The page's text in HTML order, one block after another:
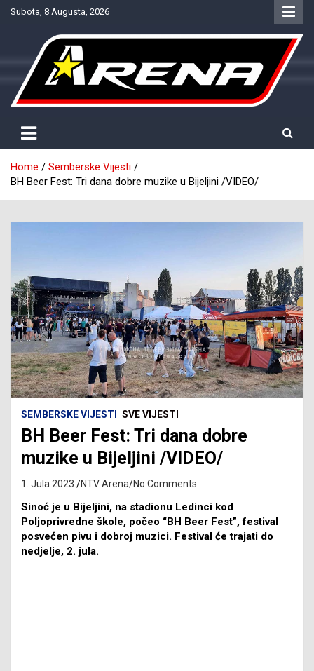
SkipSubota, 8 Augusta, 2026
NTV Arena
Home
Semberske Vijesti
BH Beer Fest: Tri dana dobre muzike u Bijeljini /VIDEO/
SEMBERSKE VIJESTI SVE VIJESTI
BH Beer Fest: Tri dana dobre
muzike u Bijeljini /VIDEO/
1. Jula 2023. NTV Arena No Comments
Sinoć je u Bijeljini, na stadionu Ledinci kod
Poljoprivredne škole, počeo “BH Beer Fest”, festival
posvećen pivu i dobroj muzici. Festival će trajati do
nedjelje, 2. jula.